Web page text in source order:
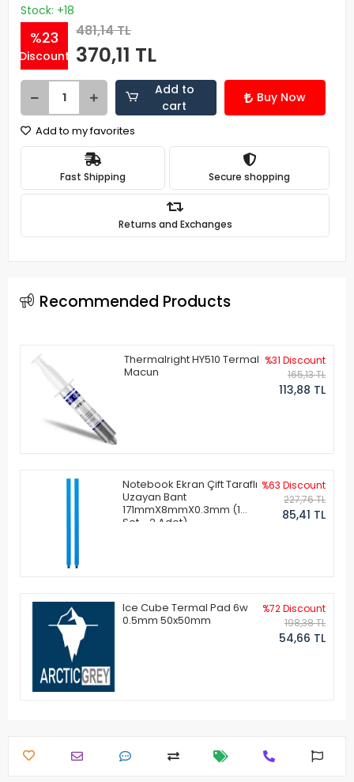
Stock: +18
%23
Discount
481,14 TL
370,11 TL
Add to
cart
Buy Now
Add to my favorites
Fast Shipping Secure shopping
Returns and Exchanges
Recommended Products
Thermalright HY510 Termal
Macun
%31 Discount
165,13 TL
113,88 TL
Notebook Ekran Çift Taraflı
Uzayan Bant
171mmX8mmX0.3mm (1
Set - 2 Adet)
%63 Discount
227,76 TL
85,41 TL
Ice Cube Termal Pad 6w
0.5mm 50x50mm
%72 Discount
198,38 TL
54,66 TL